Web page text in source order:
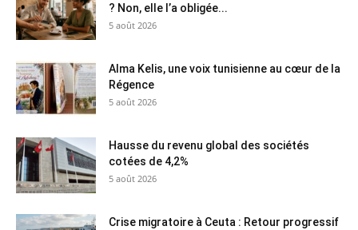
? Non, elle l’a obligée...
5 août 2026
Alma Kelis, une voix tunisienne au cœur de la
Régence
5 août 2026
Hausse du revenu global des sociétés
cotées de 4,2%
5 août 2026
Crise migratoire à Ceuta : Retour progressif